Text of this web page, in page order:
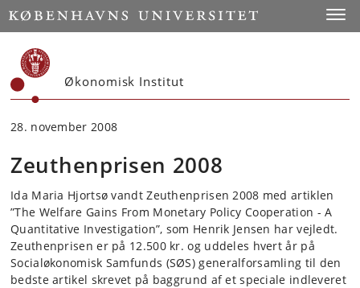
Start
Økonomisk Institut
28. november 2008
Zeuthenprisen 2008
Ida Maria Hjortsø vandt Zeuthenprisen 2008 med artiklen
”The Welfare Gains From Monetary Policy Cooperation - A
Quantitative Investigation”, som Henrik Jensen har vejledt.
Zeuthenprisen er på 12.500 kr. og uddeles hvert år på
Socialøkonomisk Samfunds (SØS) generalforsamling til den
bedste artikel skrevet på baggrund af et speciale indleveret